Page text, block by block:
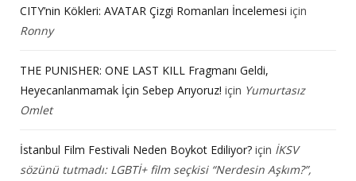
CITY’nin Kökleri: AVATAR Çizgi Romanları İncelemesi için
Ronny
THE PUNISHER: ONE LAST KILL Fragmanı Geldi,
Heyecanlanmamak İçin Sebep Arıyoruz! için Yumurtasız
Omlet
İstanbul Film Festivali Neden Boykot Ediliyor? için İKSV
sözünü tutmadı: LGBTİ+ film seçkisi “Nerdesin Aşkım?”,